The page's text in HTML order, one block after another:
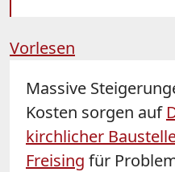
Vorlesen
Massive
Kosten sorgen auf
kirchlicher
Freising für